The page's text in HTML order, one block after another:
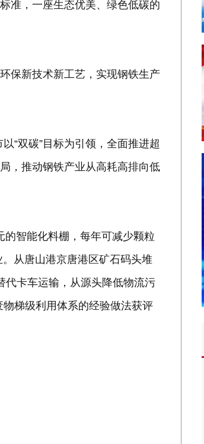
准，一座生态优美、绿色低碳的
保新技术新工艺，实现钢铁生产
“双碳”目标为引领，全面推进超
，推动钢铁产业从高耗高排向低
智能化料棚，每年可减少颗粒
从唐山港京唐港区矿石码头堆
代卡车运输，从源头降低物流污
梯级利用体系的经验做法获评